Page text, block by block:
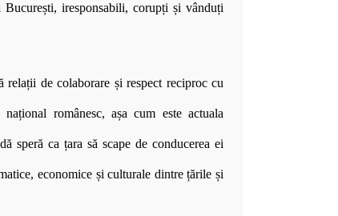
iresponsabili, corupți și vânduți
relații de colaborare și respect reciproc cu
românesc, așa cum este actuala
speră ca țara să scape de conducerea ei
economice și culturale dintre țările și